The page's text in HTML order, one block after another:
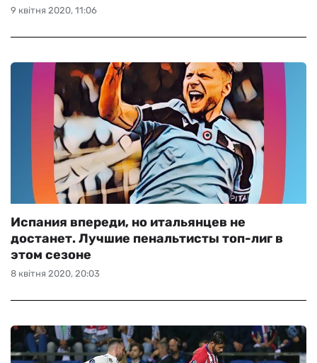
9 квітня 2020, 11:06
8 квітня 2020, 20:03
Испания впереди, но итальянцев не
достанет. Лучшие пенальтисты топ-лиг в
этом сезоне